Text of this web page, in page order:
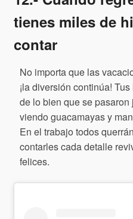
tienes miles de
contar
No importa que las
¡la diversión continúa!
de lo bien que se
viendo guacamayas y
En el trabajo todos
contarles cada detalle
felices.